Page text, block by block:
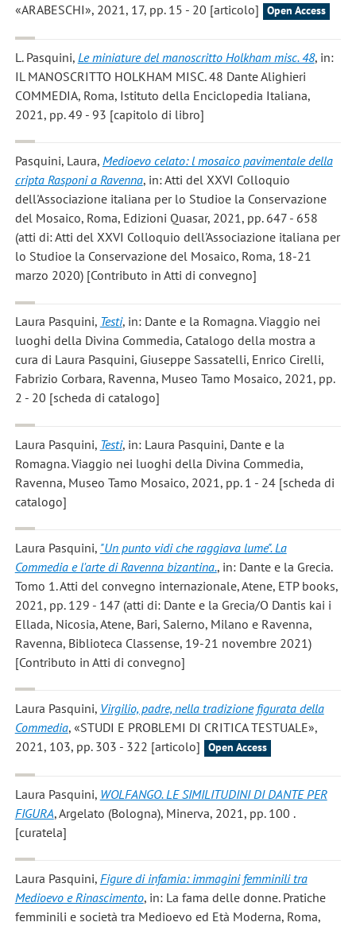
«ARABESCHI», 2021, 17, pp. 15 - 20 [articolo]
Open Access
L. Pasquini, Le miniature del manoscritto Holkham misc. 48, in:
IL MANOSCRITTO HOLKHAM MISC. 48 Dante Alighieri
COMMEDIA, Roma, Istituto della Enciclopedia Italiana,
2021, pp. 49 - 93 [capitolo di libro]
Pasquini, Laura, Medioevo celato: l mosaico pavimentale della
cripta Rasponi a Ravenna, in: Atti del XXVI Colloquio
dell'Associazione italiana per lo Studioe la Conservazione
del Mosaico, Roma, Edizioni Quasar, 2021, pp. 647 - 658
(atti di: Atti del XXVI Colloquio dell'Associazione italiana per
lo Studioe la Conservazione del Mosaico, Roma, 18-21
marzo 2020) [Contributo in Atti di convegno]
Laura Pasquini, Testi, in: Dante e la Romagna. Viaggio nei
luoghi della Divina Commedia, Catalogo della mostra a
cura di Laura Pasquini, Giuseppe Sassatelli, Enrico Cirelli,
Fabrizio Corbara, Ravenna, Museo Tamo Mosaico, 2021, pp.
2 - 20 [scheda di catalogo]
Laura Pasquini, Testi, in: Laura Pasquini, Dante e la
Romagna. Viaggio nei luoghi della Divina Commedia,
Ravenna, Museo Tamo Mosaico, 2021, pp. 1 - 24 [scheda di
catalogo]
Laura Pasquini, "Un punto vidi che raggiava lume". La
Commedia e l'arte di Ravenna bizantina., in: Dante e la Grecia.
Tomo 1. Atti del convegno internazionale, Atene, ETP books,
2021, pp. 129 - 147 (atti di: Dante e la Grecia/O Dantis kai i
Ellada, Nicosia, Atene, Bari, Salerno, Milano e Ravenna,
Ravenna, Biblioteca Classense, 19-21 novembre 2021)
[Contributo in Atti di convegno]
Laura Pasquini, Virgilio, padre, nella tradizione figurata della
Commedia, «STUDI E PROBLEMI DI CRITICA TESTUALE»,
2021, 103, pp. 303 - 322 [articolo]
Open Access
Laura Pasquini, WOLFANGO. LE SIMILITUDINI DI DANTE PER
FIGURA, Argelato (Bologna), Minerva, 2021, pp. 100 .
[curatela]
Laura Pasquini, Figure di infamia: immagini femminili tra
Medioevo e Rinascimento, in: La fama delle donne. Pratiche
femminili e società tra Medioevo ed Età Moderna, Roma,